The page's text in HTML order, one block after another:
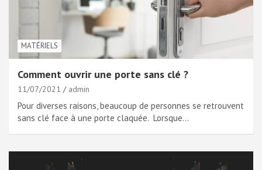
MATÉRIELS
Comment ouvrir une porte sans clé ?
11/07/2021 admin
Pour diverses raisons, beaucoup de personnes se retrouvent
sans clé face à une porte claquée. Lorsque…